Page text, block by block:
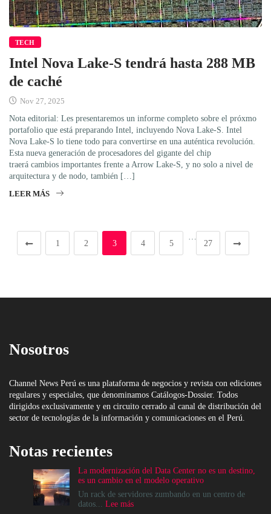
TECH
Intel Nova Lake-S tendrá hasta 288 MB
de caché
Nov 27, 2025
Nota editorial: Les presentaremos un informe completo sobre el próxmo
portafolio que está preparando Intel, incluyendo Nova Lake-S. Intel
Nova Lake-S lo tiene todo para convertirse en una auténtica revolución.
Esta nueva generación de procesadores del gigante del chip
traerá cambios importantes frente a Arrow Lake-S, y no solo a nivel de
arquitectura y de nodo, también […]
LEER MÁS
1 2 3 4 5 27
Nosotros
Channel News Perú es una plataforma de negocios y revista con ediciones
regulares y especiales, que denominamos Catálogos-Dossier. Todos
dirigidos exclusivamente y en circuito cerrado al canal de distribución del
sector de tecnologías de la información y comunicaciones en el Perú.
Notas recientes
La modernización del Data Center no es un destino,
es un cambio en el modelo operativo
Un rack de servidores zumbando en un centro de
datos... Lee más: